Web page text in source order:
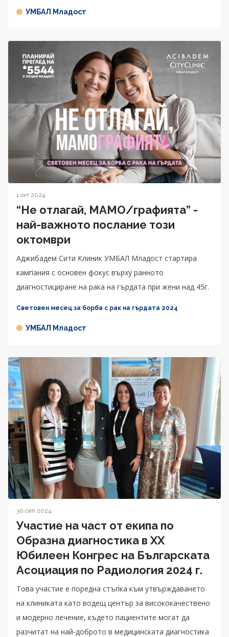
УМБАЛ Младост
1 окт 2024
“Не отлагай, МАМО/графията” -
най-важното послание този
октомври
Aджибадем Сити Клиник УМБАЛ Младост стартира
кампания с основен фокус върху ранното
диагностициране на рака на гърдата при жени над 45г.
Световен месец за борба с рак на гърдата 2024
УМБАЛ Младост
30 сеп 2024
Участие на част от екипа по
Образна диагностика в ХХ
Юбилеен Конгрес на Българската
Асоциация по Радиология 2024 г.
Това участие е поредна стъпка към утвърждаването
на клиниката като водещ център за висококачествено
и модерно лечение, където пациентите могат да
разчитат на най-доброто в медицинската диагностика